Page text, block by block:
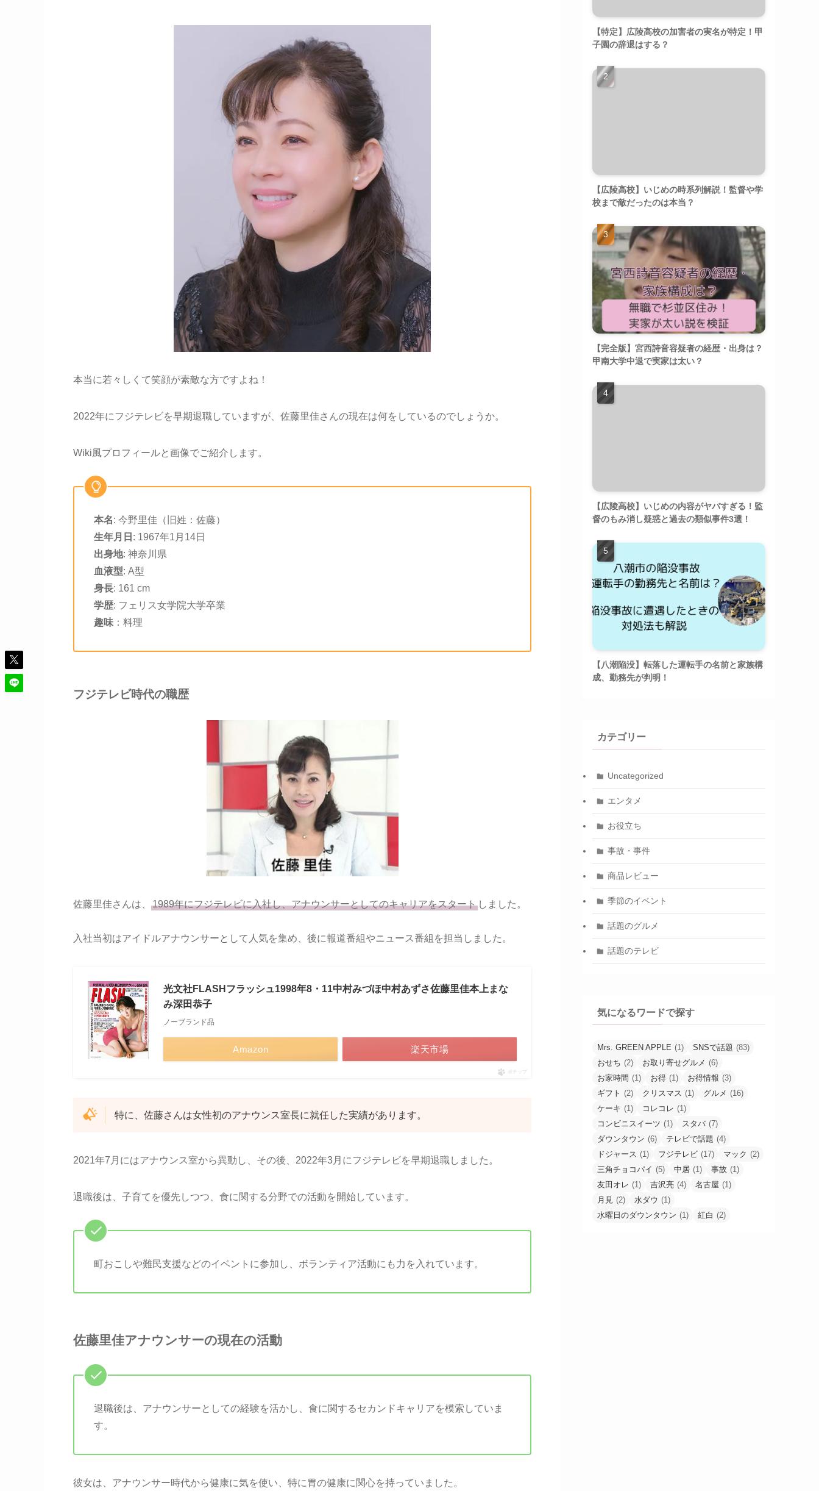
本当に若々しくて笑顔が素敵な方ですよね！
2022年にフジテレビを早期退職していますが、佐藤里佳さんの現在は何をしているのでしょうか。
Wiki風プロフィールと画像でご紹介します。
本名: 今野里佳（旧姓：佐藤）
生年月日 : 1967年1月14日
出身地: 神奈川県
血液型: A型
身長: 161 cm
学歴: フェリス女学院大学卒業
趣味 ：料理
フジテレビ時代の職歴
佐藤里佳さんは、 1989年にフジテレビに入社し、アナウンサーとしてのキャリアをスタート しました。
入社当初はアイドルアナウンサーとして人気を集め、後に報道番組やニュース番組を担当しました。
光文社FLASHフラッシュ1998年8・11中村みづほ中村あずさ佐藤里佳本上まな
み深田恭子
ノーブランド品
Amazon 楽天市場
ポチップ
特に、佐藤さんは女性初のアナウンス室長に就任した実績があります。
2021年7月にはアナウンス室から異動し、その後、2022年3月にフジテレビを早期退職しました。
退職後は、子育てを優先しつつ、食に関する分野での活動を開始しています。
町おこしや難民支援などのイベントに参加し、ボランティア活動にも力を入れています。
佐藤里佳アナウンサーの現在の活動
退職後は、アナウンサーとしての経験を活かし、食に関するセカンドキャリアを模索していま
す。
彼女は、アナウンサー時代から健康に気を使い、特に胃の健康に関心を持っていました。
【特定】広陵高校の加害者の実名が特定！甲
子園の辞退はする？
【広陵高校】いじめの時系列解説！監督や学
校まで敵だったのは本当？
【完全版】宮西詩音容疑者の経歴・出身は？
甲南大学中退で実家は太い？
【広陵高校】いじめの内容がヤバすぎる！監
督のもみ消し疑惑と過去の類似事件3選！
【八潮陥没】転落した運転手の名前と家族構
成、勤務先が判明！
カテゴリー
Uncategorized
エンタメ
お役立ち
事故・事件
商品レビュー
季節のイベント
話題のグルメ
話題のテレビ
気になるワードで探す
Mrs. GREEN APPLE (1) SNSで話題 (83)
おせち (2) お取り寄せグルメ (6)
お家時間 (1) お得 (1) お得情報 (3)
ギフト (2) クリスマス (1) グルメ (16)
ケーキ (1) コレコレ (1)
コンビニスイーツ (1) スタバ (7)
ダウンタウン (6) テレビで話題 (4)
ドジャース (1) フジテレビ (17) マック (2)
三角チョコパイ (5) 中居 (1) 事故 (1)
友田オレ (1) 吉沢亮 (4) 名古屋 (1)
月見 (2) 水ダウ (1)
水曜日のダウンタウン (1) 紅白 (2)